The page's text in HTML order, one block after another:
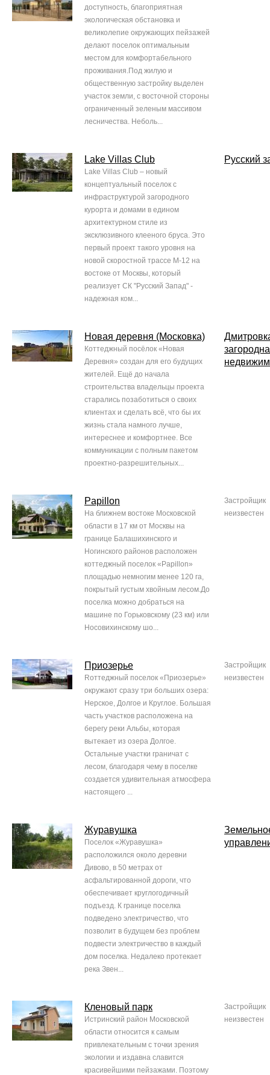
доступность, благоприятная
экологическая обстановка и
великолепие окружающих пейзажей
делают поселок оптимальным
местом для комфортабельного
проживания.Под жилую и
общественную застройку выделен
участок земли, с восточной стороны
ограниченный зеленым массивом
лесничества. Неболь...
Lake Villas Club
Lake Villas Club – новый
концептуальный поселок с
инфраструктурой загородного
курорта и домами в едином
архитектурном стиле из
эксклюзивного клееного бруса. Это
первый проект такого уровня на
новой скоростной трассе М-12 на
востоке от Москвы, который
реализует СК "Русский Запад" -
надежная ком...
Русский
Новая деревня (Московка)
Коттеджный посёлок «Новая
Деревня» создан для его будущих
жителей. Ещё до начала
строительства владельцы проекта
старались позаботиться о своих
клиентах и сделать всё, что бы их
жизнь стала намного лучше,
интереснее и комфортнее. Все
коммуникации с полным пакетом
проектно-разрешительных...
Papillon
На ближнем востоке Московской
области в 17 км от Москвы на
границе Балашихинского и
Ногинского районов расположен
коттеджный поселок «Papillon»
площадью немногим менее 120 га,
покрытый густым хвойным лесом.До
поселка можно добраться на
машине по Горьковскому (23 км) или
Носовихинскому шо...
Застройщик
неизвестен
Приозерье
Rоттеджный поселок «Приозерье»
окружают сразу три больших озера:
Нерское, Долгое и Круглое. Большая
часть участков расположена на
берегу реки Альбы, которая
вытекает из озера Долгое.
Остальные участки граничат с
лесом, благодаря чему в поселке
создается удивительная атмосфера
настоящего ...
Застройщик
неизвестен
Журавушка
Поселок «Журавушка»
расположился около деревни
Дивово, в 50 метрах от
асфальтированной дороги, что
обеспечивает круглогодичный
подъезд. К границе поселка
подведено электричество, что
позволит в будущем без проблем
подвести электричество в каждый
дом поселка. Недалеко протекает
река Звен...
Кленовый парк
Истринский район Московской
области относится к самым
привлекательным с точки зрения
экологии и издавна славится
красивейшими пейзажами. Поэтому
Застройщик
неизвестен